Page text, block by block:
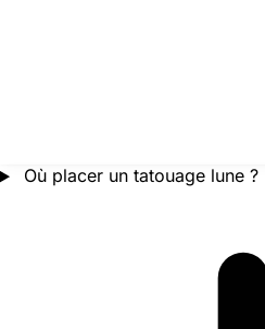
Où placer un tatouage lune ?